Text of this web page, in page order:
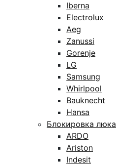
Iberna
Electrolux
Aeg
Zanussi
Gorenje
LG
Samsung
Whirlpool
Bauknecht
Hansa
Блокировка люка
ARDO
Ariston
Indesit